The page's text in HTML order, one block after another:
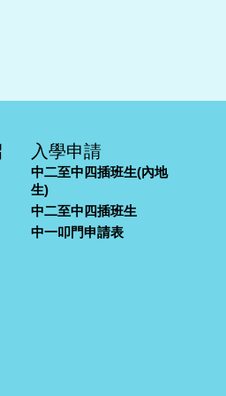
入學申請
中二至中四插班生(內地
生)
中二至中四插班生
中一叩門申請表